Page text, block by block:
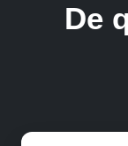
De